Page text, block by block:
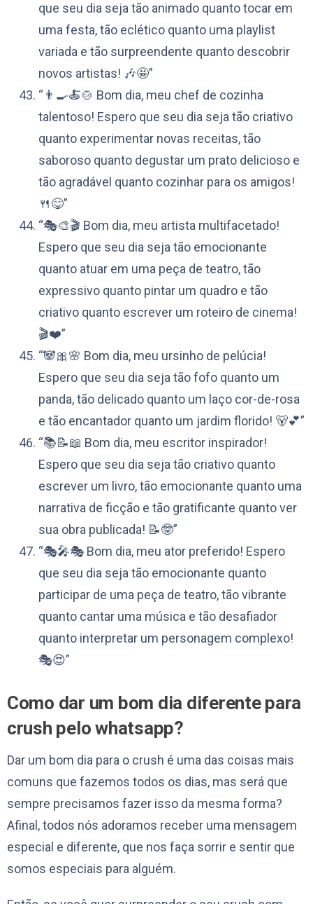
que seu dia seja tão animado quanto tocar em
uma festa, tão eclético quanto uma playlist
variada e tão surpreendente quanto descobrir
novos artistas! 🎶🤩”
“👨‍🍳🍝🍲 Bom dia, meu chef de cozinha
talentoso! Espero que seu dia seja tão criativo
quanto experimentar novas receitas, tão
saboroso quanto degustar um prato delicioso e
tão agradável quanto cozinhar para os amigos!
🍴😋”
“🎭🎨🎬 Bom dia, meu artista multifacetado!
Espero que seu dia seja tão emocionante
quanto atuar em uma peça de teatro, tão
expressivo quanto pintar um quadro e tão
criativo quanto escrever um roteiro de cinema!
🎬❤️”
“🐼🎀🌸 Bom dia, meu ursinho de pelúcia!
Espero que seu dia seja tão fofo quanto um
panda, tão delicado quanto um laço cor-de-rosa
e tão encantador quanto um jardim florido! 🐻💕”
“📚📝📖 Bom dia, meu escritor inspirador!
Espero que seu dia seja tão criativo quanto
escrever um livro, tão emocionante quanto uma
narrativa de ficção e tão gratificante quanto ver
sua obra publicada! 📝🤓”
“🎭🎤🎭 Bom dia, meu ator preferido! Espero
que seu dia seja tão emocionante quanto
participar de uma peça de teatro, tão vibrante
quanto cantar uma música e tão desafiador
quanto interpretar um personagem complexo!
🎭😍”
Como dar um bom dia diferente para
crush pelo whatsapp?
Dar um bom dia para o crush é uma das coisas mais
comuns que fazemos todos os dias, mas será que
sempre precisamos fazer isso da mesma forma?
Afinal, todos nós adoramos receber uma mensagem
especial e diferente, que nos faça sorrir e sentir que
somos especiais para alguém.